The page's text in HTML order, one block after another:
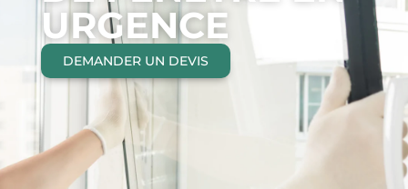
URGENCE
DEMANDER UN DEVIS